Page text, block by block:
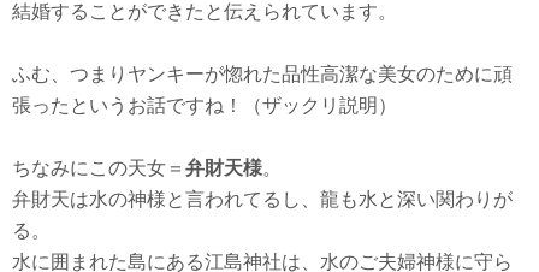
結婚することができたと伝えられています。
ふむ、つまりヤンキーが惚れた品性高潔な美女のために頑
張ったというお話ですね！（ザックリ説明）
ちなみにこの天女＝ 弁財天様。
弁財天は水の神様と言われてるし、龍も水と深い関わりが
る。
水に囲まれた島にある江島神社は、水のご夫婦神様に守ら